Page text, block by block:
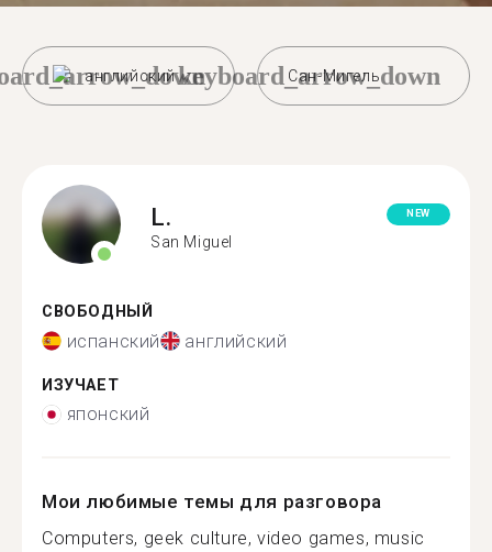
английский Сан-Мигель
keyboard_arrow_down
L.
San Miguel
NEW
СВОБОДНЫЙ
испанский английский
ИЗУЧАЕТ
японский
Мои любимые темы для разговора
Computers, geek culture, video games, music